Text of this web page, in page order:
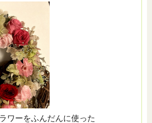
ワーをふんだんに使った